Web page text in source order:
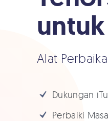
Alat
Dukungan
Perbaiki